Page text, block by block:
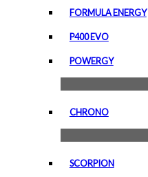
FORMULA ENERGY
P400 EVO
POWERGY
CHRONO
SCORPION